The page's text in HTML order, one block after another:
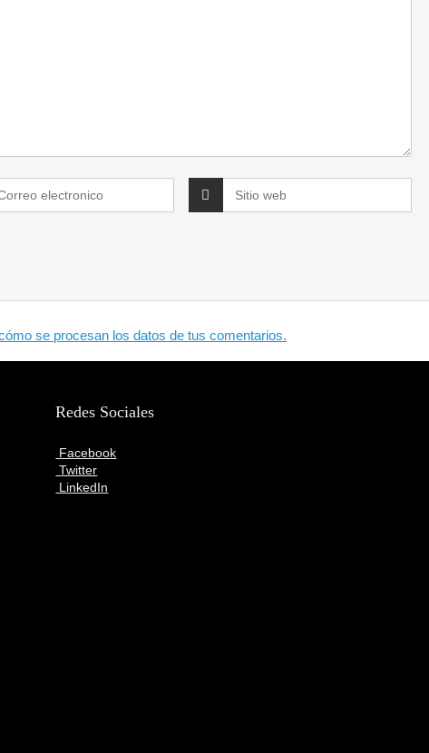
se procesan los datos de tus comentarios.
Redes Sociales
Facebook
Twitter
LinkedIn